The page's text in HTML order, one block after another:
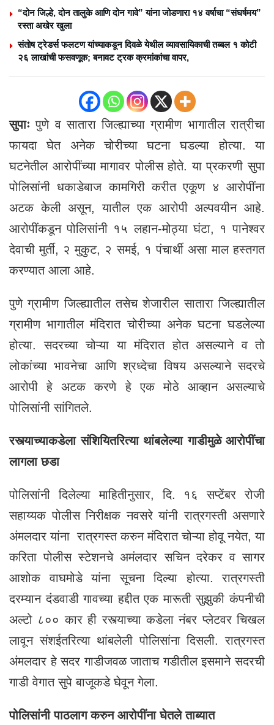
“दोन जिल्हे, दोन तालुके आणि दोन गावे” यांना जोडणारा १४ वर्षाचा “संघर्षमय”
रस्ता अखेर खुला
संतोष ट्रेडर्स फलटण यांच्याकडून दिवळे येथील व्यावसायिकाची तब्बल १ कोटी
२६ लाखांची फसवणूक; बनावट ट्रक क्रमांकांचा वापर,
सुपाः पुणे व सातारा जिल्ह्याच्या ग्रामीण भागातील रात्रीचा
फायदा घेत अनेक चोरीच्या घटना घडल्या होत्या. या
घटनेतील आरोपींच्या मागावर पोलीस होते. या प्रकरणी सुपा
पोलिसांनी धकाडेबाज कामगिरी करीत एकूण ४ आरोपींना
अटक केली असून, यातील एक आरोपी अल्पवयीन आहे.
आरोपींकडून पोलिसांनी १५ लहान-मोठ्या घंटा, १ पानेश्वर
देवाची मुर्ती, २ मुकुट, २ समई, १ पंचार्थी असा माल हस्तगत
करण्यात आला आहे.
पुणे ग्रामीण जिल्ह्यातील तसेच शेजारील सातारा जिल्ह्यातील
ग्रामीण भागातील मंदिरात चोरीच्या अनेक घटना घडलेल्या
होत्या. सदरच्या चोऱ्या या मंदिरात होत असल्याने व तो
लोकांच्या भावनेचा आणि श्रध्देचा विषय असल्याने सदरचे
आरोपी हे अटक करणे हे एक मोठे आव्हान असल्याचे
पोलिसांनी सांगितले.
रस्त्याच्याकडेला संशियितरित्या थांबलेल्या गाडीमुळे आरोपींचा
लागला छडा
पोलिसांनी दिलेल्या माहितीनुसार, दि. १६ सप्टेंबर रोजी
सहाय्यक पोलीस निरीक्षक नवसरे यांनी रात्रगस्ती असणारे
अंमलदार यांना रात्रगस्त करुन मंदिरात चोऱ्या होवू नयेत, या
करिता पोलीस स्टेशनचे अमंलदार सचिन दरेकर व सागर
आशोक वाघमोडे यांना सूचना दिल्या होत्या. रात्रगस्ती
दरम्यान दंडवाडी गावच्या हद्दीत एक मारूती सुझुकी कंपनीची
अल्टो ८०० कार ही रस्त्याच्या कडेला नंबर प्लेटवर चिखल
लावून संशईतरित्या थांबलेली पोलिसांना दिसली. रात्रगस्त
अंमलदार हे सदर गाडीजवळ जाताच गडीतील इसमाने सदरची
गाडी वेगात सुपे बाजूकडे घेवून गेला.
पोलिसांनी पाठलाग करुन आरोपींना घेतले ताब्यात